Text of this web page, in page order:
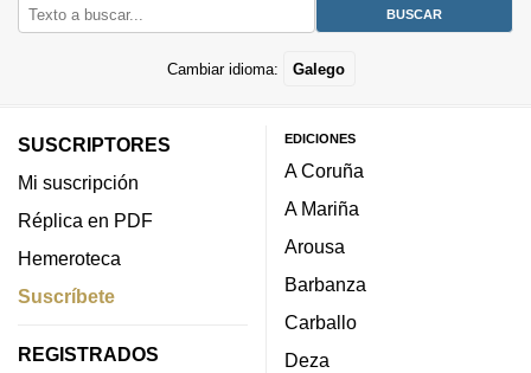
Cambiar idioma: Galego
SUSCRIPTORES
Mi suscripción
Réplica en PDF
Hemeroteca
Suscríbete
REGISTRADOS
EDICIONES
A Coruña
A Mariña
Arousa
Barbanza
Carballo
Deza